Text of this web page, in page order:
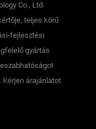
Co., Ltd.
teljes körű
fejlesztési
gyártás
Kérjen árajánlatot